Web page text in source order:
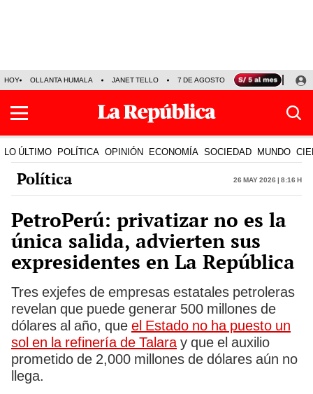
HOY OLLANTA HUMALA JANET TELLO 7 DE AGOSTO TINKA RESULTADOS
LO ÚLTIMO POLÍTICA OPINIÓN ECONOMÍA SOCIEDAD MUNDO
Política 26 May 2026 | 8:16 h
PetroPerú: privatizar no es la
única salida, advierten sus
expresidentes en La República
Tres exjefes de empresas estatales petroleras
revelan que puede generar 500 millones de
dólares al año, que el Estado no ha puesto un
sol en la refinería de Talaray que el auxilio
prometido de 2,000 millones de dólares aún no
llega.